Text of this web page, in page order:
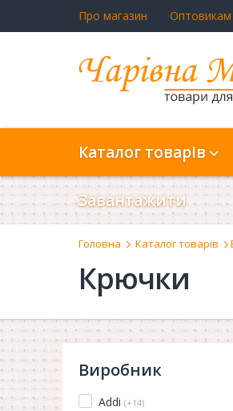
Про магазин Оптовикам
Каталог товарів
Завантажити
Головна Каталог товарів
Крючки
Виробник
Addi (+14)